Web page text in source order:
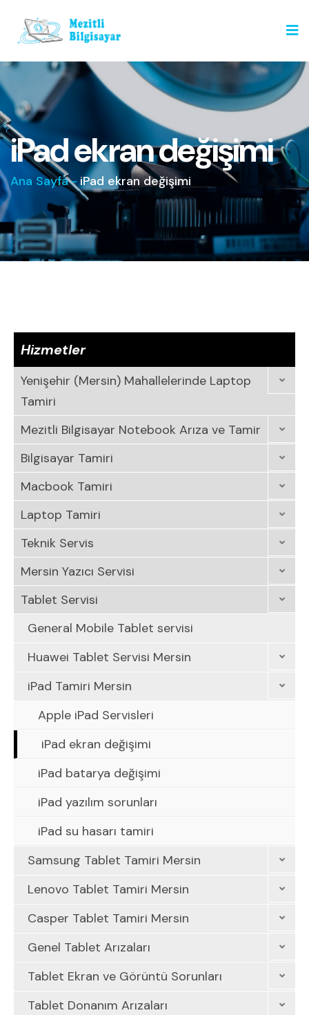
iPad ekran değişimi
Ana Sayfa- iPad ekran değişimi
Hizmetler
Yenişehir (Mersin) Mahallelerinde Laptop
Tamiri
Mezitli Bilgisayar Notebook Arıza ve Tamir
Bilgisayar Tamiri
Macbook Tamiri
Laptop Tamiri
Teknik Servis
Mersin Yazıcı Servisi
Tablet Servisi
General Mobile Tablet servisi
Huawei Tablet Servisi Mersin
iPad Tamiri Mersin
Apple iPad Servisleri
iPad ekran değişimi
iPad batarya değişimi
iPad yazılım sorunları
iPad su hasarı tamiri
Samsung Tablet Tamiri Mersin
Lenovo Tablet Tamiri Mersin
Casper Tablet Tamiri Mersin
Genel Tablet Arızaları
Tablet Ekran ve Görüntü Sorunları
Tablet Donanım Arızaları